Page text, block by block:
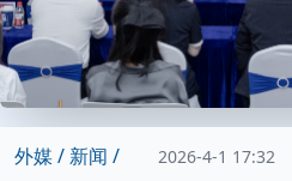
外媒 / 新闻 / 2026-4-1 17:32